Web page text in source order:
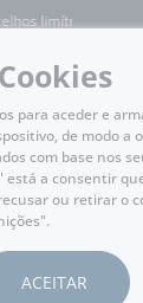
limítrofes) ⚠️
Cookies
para aceder e
de modo a
com base nos
está a consentir
ou retirar o
ACEITAR